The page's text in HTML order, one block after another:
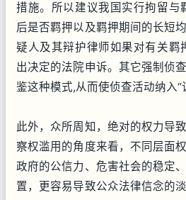
措施。所以建议我国实行拘留与
后是否羁押以及羁押期间的长短
疑人及其辩护律师如果对有关羁
出决定的法院申诉。其它强制侦
鉴这种模式,从而使侦查活动纳入“
此外，众所周知，绝对的权力导
察权滥用的角度来看，不同层面
政府的公信力、危害社会的稳定
置，更容易导致公众法律信念的